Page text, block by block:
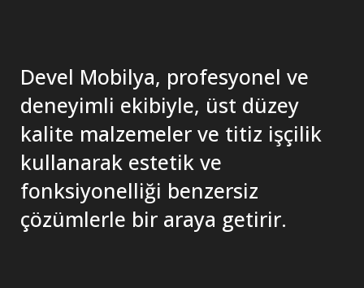
Devel Mobilya, profesyonel ve
deneyimli ekibiyle, üst düzey
kalite malzemeler ve titiz işçilik
kullanarak estetik ve
fonksiyonelliği benzersiz
çözümlerle bir araya getirir.